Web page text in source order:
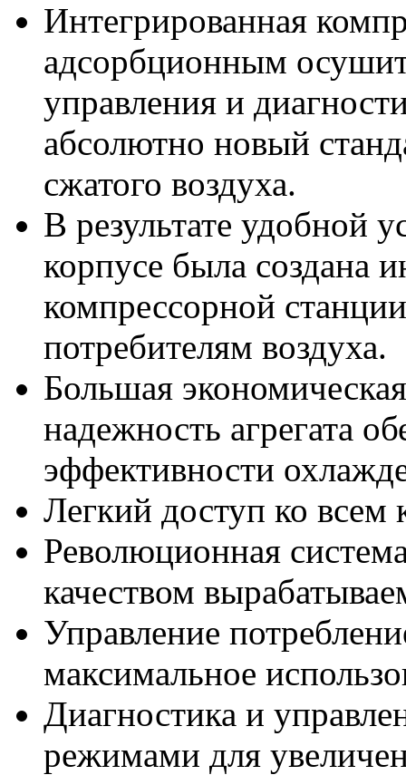
Интегрированная
адсорбционным
управления и
абсолютно новый
сжатого воздуха.
В результате удобной
корпусе была создана
компрессорной
потребителям воздуха.
Большая
надежность агрегата
эффективности
Легкий доступ ко всем
Революционная
качеством
Управление
максимальное
Диагностика и
режимами для